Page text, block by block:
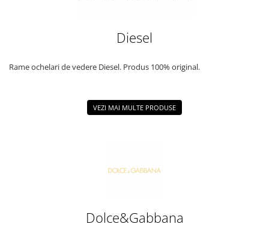
Diesel
Rame ochelari de vedere Diesel. Produs 100% original.
VEZI MAI MULTE PRODUSE
Dolce&Gabbana